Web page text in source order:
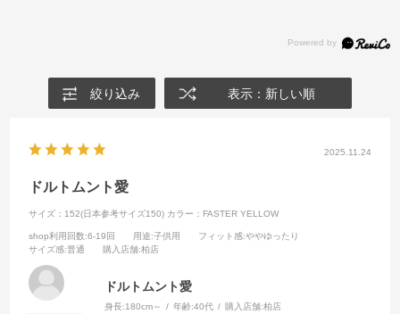
絞り込み 表示：新しい順
2025.11.24
ドルトムント愛
サイズ：152(日本参考サイズ150) カラー：FASTER YELLOW
shop利用回数:6-19回 用途:子供用 フィット感:ややゆったり
サイズ感:普通 購入店舗:柏店
ドルトムント愛
身長:180cm～ 年齢:40代 購入店舗:柏店